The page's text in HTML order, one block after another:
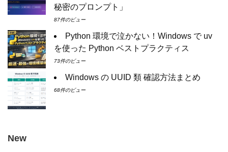
秘密のプロンプト」
87件のビュー
Python 環境で泣かない！Windows で uv
を使った Python ベストプラクティス
73件のビュー
Windows の UUID 類 確認方法まとめ
68件のビュー
New